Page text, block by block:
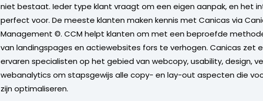
niet bestaat. Ieder type klant vraagt om een eigen aanpak, en het
perfect voor. De meeste klanten maken kennis met Canicas via
Management ©. CCM helpt klanten om met een beproefde
van landingspages en actiewebsites fors te verhogen. Canicas zet
ervaren specialisten op het gebied van webcopy, usability, design,
webanalytics om stapsgewijs alle copy- en lay-out aspecten die
zijn optimaliseren.